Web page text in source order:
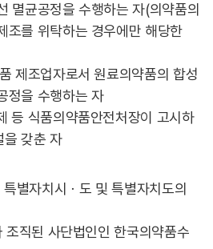
멸균공정을 수행하는 자(의약품의
조를 위탁하는 경우에만 해당한
제조업자로서 원료의약품의 합성
정을 수행하는 자
등 식품의약품안전처장이 고시하
을 갖춘 자
별자치시ㆍ도 및 특별자치도의
직된 사단법인인 한국의약품수